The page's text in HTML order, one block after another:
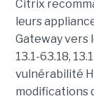
Citrix
leurs
Gateway vers
13.1-63.18,
vulnérabilité
modifications